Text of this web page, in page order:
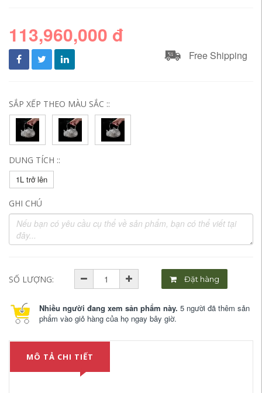
113,960,000 đ
Free Shipping
SẮP XẾP THEO MÀU SẮC ::
DUNG TÍCH ::
1L trở lên
GHI CHÚ
SỐ LƯỢNG: Đặt hàng
Nhiều người đang xem sản phẩm này. 5 người đã thêm sản
phẩm vào giỏ hàng của họ ngay bây giờ.
MÔ TẢ CHI TIẾT